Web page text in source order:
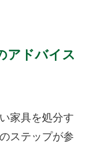
アドバイス
家具を処分す
ステップが参